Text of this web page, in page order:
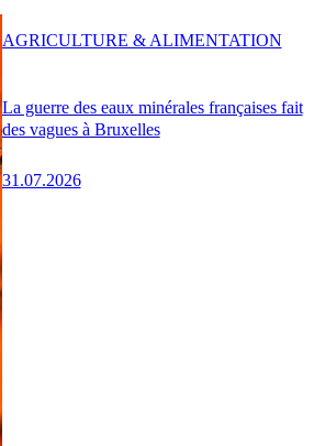
La guerre des eaux minérales françaises fait
des vagues à Bruxelles
31.07.2026
AGRICULTURE & ALIMENTATION